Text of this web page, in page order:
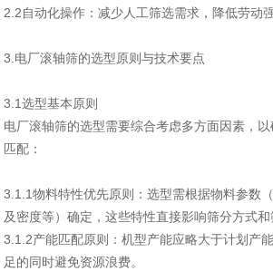
2.2自动化操作：减少人工筛选需求，降低劳动
3.电厂滚轴筛的选型原则与技术要点
3.1选型基本原则
电厂滚轴筛的选型需要综合考虑多方面因素，
匹配：
‌3.1.1物料特性优先原则‌：选型需根据物料参数
及密度等）确定，这些特性直接影响筛分方式和
‌3.1.2产能匹配原则‌：机型产能应略大于计划产
足的同时避免资源浪费。